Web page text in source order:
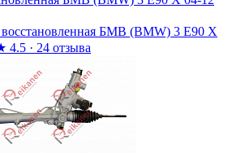
восстановленная БМВ (BMW) 3 E90 X
4.5 · 24 отзыва